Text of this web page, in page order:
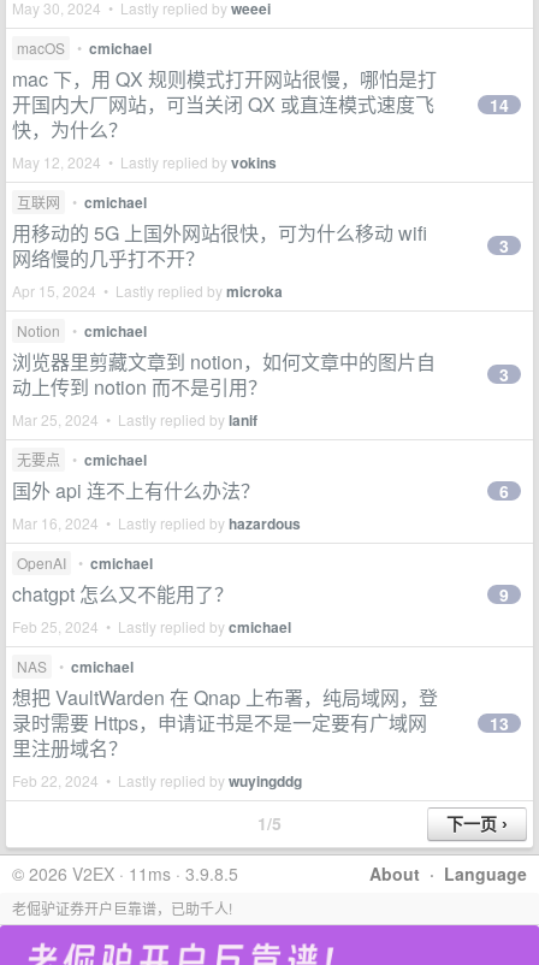
May 30, 2024 • Lastly replied byweeei
macOS • cmichael
mac 下，用 QX 规则模式打开网站很慢，哪怕是打
开国内大厂网站，可当关闭 QX 或直连模式速度飞
快，为什么？
May 12, 2024 • Lastly replied byvokins
14
互联网 • cmichael
用移动的 5G 上国外网站很快，可为什么移动 wifi
网络慢的几乎打不开？
Apr 15, 2024 • Lastly replied bymicroka
3
Notion • cmichael
浏览器里剪藏文章到 notion，如何文章中的图片自
动上传到 notion 而不是引用？
Mar 25, 2024 • Lastly replied bylanif
3
无要点 • cmichael
国外 api 连不上有什么办法？
Mar 16, 2024 • Lastly replied byhazardous
6
OpenAI • cmichael
chatgpt 怎么又不能用了？
Feb 25, 2024 • Lastly replied bycmichael
9
NAS • cmichael
想把 VaultWarden 在 Qnap 上布署，纯局域网，登
录时需要 Https，申请证书是不是一定要有广域网
里注册域名？
Feb 22, 2024 • Lastly replied bywuyingddg
13
1/5
About · Language
© 2026 V2EX · 11ms · 3.9.8.5
老倔驴证券开户巨靠谱，已助千人!